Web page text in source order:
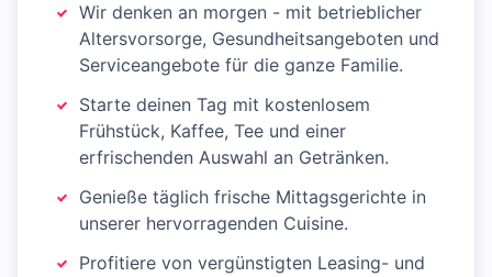
Wir denken an morgen - mit betrieblicher
Altersvorsorge, Gesundheitsangeboten und
Serviceangebote für die ganze Familie.
Starte deinen Tag mit kostenlosem
Frühstück, Kaffee, Tee und einer
erfrischenden Auswahl an Getränken.
Genieße täglich frische Mittagsgerichte in
unserer hervorragenden Cuisine.
Profitiere von vergünstigten Leasing- und